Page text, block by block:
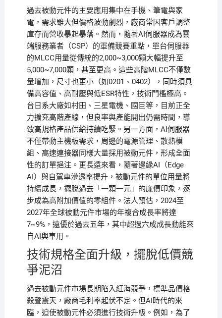
過去被動元件的主要應用集中在手機、筆電與家
電，需求雖大但價格波動劇烈，廠商常因客戶調整
庫存而營收暴起暴落。然而，隨著AI伺服器成為雲
端服務業者（CSP）的軍備競賽重點，單台伺服器
的MLCC用量從傳統的2,000~3,000顆大幅提升至
5,000~7,000顆，甚至更高。這些高階MLCC不僅數
量增加，尺寸也更小（如0201、0402），同時須具
備高容值、高耐壓與低ESR特性，技術門檻極高。
台日系大廠如村田、三星電機、國巨等，目前正全
力擴充高階產線，但良率與產能開出仍需時間，導
致高規格產品供給持續吃緊。另一方面，AI伺服器
不僅帶動主機板需求，周邊的電源管理、散熱模
組、高速連接器同樣大量採用被動元件，形成全面
性的訂單挹注。更長遠來看，隨著邊緣AI（Edge
AI）與自駕車滲透率提升，被動元件的單位用量將
持續成長，擺脫過去「一顆一元」的廉價印象，逐
步成為高附加價值的零組件。法人預估，2024至
2027年全球被動元件市場的年複合成長率將達
7~9%，遠優於過去五年，其中超過六成成長動能來
自AI與車用。
技術規格全面升級，擺脫低價競
爭泥沼
過去被動元件市場長期陷入紅海競爭，標準品價格
殺聲震天，廠商毛利率起伏不定。但AI時代的來
臨，迫使被動元件必須進行技術升級。例如，為了